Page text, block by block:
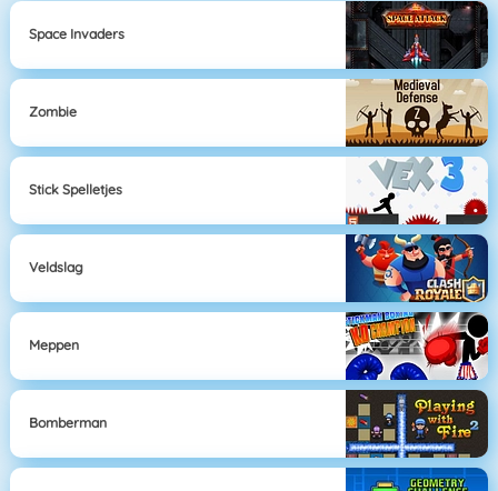
Space Invaders
Zombie
Stick Spelletjes
Veldslag
Meppen
Bomberman